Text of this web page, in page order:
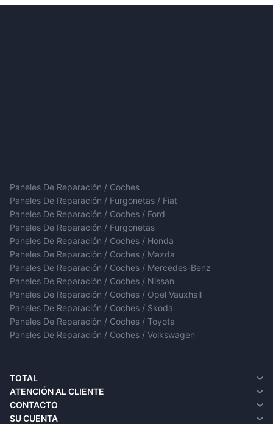
Paneles De Reparación / Coches
Paneles De Reparación / Furgonetas / Fiat
Paneles De Reparación / Coches / Ford
Paneles De Reparación / Furgonetas
Paneles De Reparación / Coches / Honda
Paneles De Reparación / Coches / Mazda
Paneles De Reparación / Coches / Mercedes-Benz
Paneles De Reparación / Coches / Nissan
Paneles De Reparación / Coches / Opel Vauxhall
Paneles De Reparación / Coches / Skoda
Paneles De Reparación / Coches / Toyota
Paneles De Reparación / Coches / Volkswagen
TOTAL
¿Quiénes somos?
Entrega
Política de privacidad
ATENCIÓN AL CLIENTE
Contacto
Devoluciones
CONTACTO
SU CUENTA